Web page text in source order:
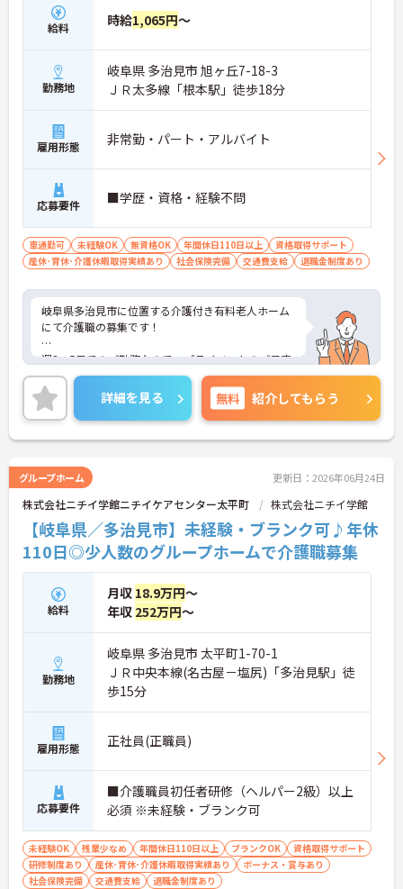
・がん末期・神経難病の方に特化したホスピス型住
宅ならではの専門的なスキルを、日常業務の中で習
得することができます
・入社時は先輩スタッフの同行訪問からスタートす
るため、訪問介護未経験の方も安心して業務に慣れ
ることができます
して他施設では得られない経験を積むことができま
す
【頑張りがしっかり給与・評価に反映される職場で
す】
・処遇改善手当78,000円、賞与は年2回＋処遇改善
一時金も別途支給されています。
・入社半年でリーダーを任されたスタッフの実績が
あるなど、年次にかかわらず頑張りが評価され、キ
ャリアアップを実現できる職場環境です
福利厚生が魅力です】
・月9日公休に加え、夏季・冬季休暇各3日が確保さ
れており（年間休日113日）、オンオフのメリハリ
をつけて働くことができます。
・全社平均残業月5時間程度と、業界平均を大きく
下回る少ない残業時間を実現しています
・退職金制度（勤続3年以上）・保育手当・育児短
時間勤務・マインドフルネスプログラムなど、長期
的に安心して働き続けるための制度が充実していま
す
給料 時給1,065円～
勤務地
岐阜県 多治見市 旭ヶ丘7-18-3
ＪＲ太多線「根本駅」徒歩18分
雇用形態 非常勤・パート・アルバイト
応募要件 ■学歴・資格・経験不問
車通勤可 未経験OK 無資格OK 年間休日110日以上
資格取得サポート
産休･育休･介護休暇取得実績あり
社会保険完備 交通費支給 退職金制度あり
岐阜県多治見市に位置する介護付き有料老人ホーム
にて介護職の募集です！
週3～5日でのご勤務なので、プライベートのご予定
も大切にしながらご就業いただけます。
ご興味ある方には、面接対策ポイントなど、さらに
詳細をお話しいたしますのでお気軽にご相談くださ
い！
詳細を見る 無料 紹介してもらう
グループホーム 更新日：2026年06月24日
株式会社ニチイ学館ニチイケアセンター太平町 株式会社ニチイ学館
【岐阜県／多治見市】未経験・ブランク可♪年休
110日◎少人数のグループホームで介護職募集
給料
月収 18.9万円～
年収 252万円～
勤務地
岐阜県 多治見市 太平町1-70-1
ＪＲ中央本線(名古屋－塩尻)「多治見駅」徒
歩15分
雇用形態 正社員(正職員)
応募要件
■介護職員初任者研修（ヘルパー2級）以上
必須 ※未経験・ブランク可
未経験OK 残業少なめ 年間休日110日以上 ブランクOK
資格取得サポート
研修制度あり
産休･育休･介護休暇取得実績あり
ボーナス・賞与あり
社会保険完備
交通費支給 退職金制度あり